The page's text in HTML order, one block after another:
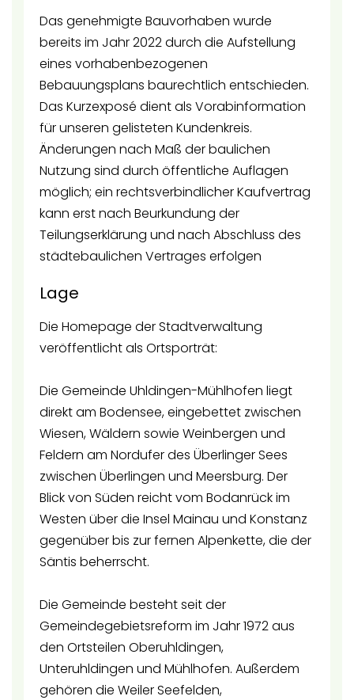
Das genehmigte Bauvorhaben wurde
bereits im Jahr 2022 durch die Aufstellung
eines vorhabenbezogenen
Bebauungsplans baurechtlich entschieden.
Das Kurzexposé dient als Vorabinformation
für unseren gelisteten Kundenkreis.
Änderungen nach Maß der baulichen
Nutzung sind durch öffentliche Auflagen
möglich; ein rechtsverbindlicher Kaufvertrag
kann erst nach Beurkundung der
Teilungserklärung und nach Abschluss des
städtebaulichen Vertrages erfolgen
Lage
Die Homepage der Stadtverwaltung
veröffentlicht als Ortsporträt:
Die Gemeinde Uhldingen-Mühlhofen liegt
direkt am Bodensee, eingebettet zwischen
Wiesen, Wäldern sowie Weinbergen und
Feldern am Nordufer des Überlinger Sees
zwischen Überlingen und Meersburg. Der
Blick von Süden reicht vom Bodanrück im
Westen über die Insel Mainau und Konstanz
gegenüber bis zur fernen Alpenkette, die der
Säntis beherrscht.
Die Gemeinde besteht seit der
Gemeindegebietsreform im Jahr 1972 aus
den Ortsteilen Oberuhldingen,
Unteruhldingen und Mühlhofen. Außerdem
gehören die Weiler Seefelden,